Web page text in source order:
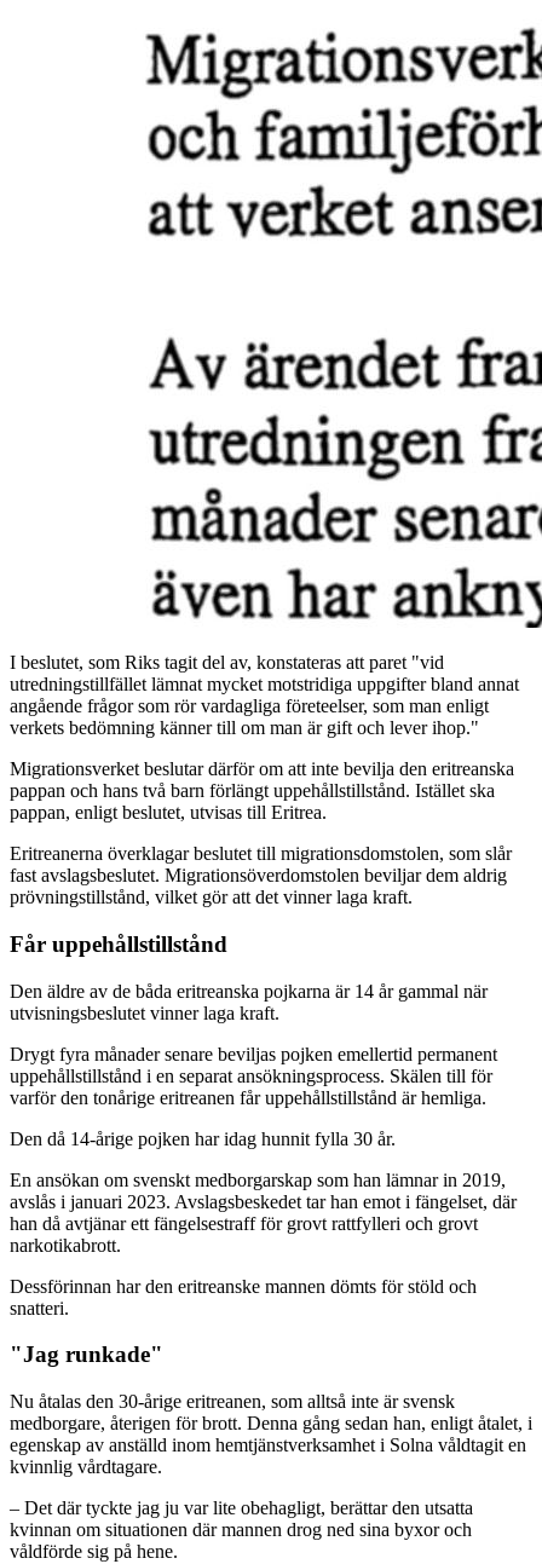
I beslutet, som Riks tagit del av, konstateras att paret "vid
utredningstillfället lämnat mycket motstridiga uppgifter bland annat
angående frågor som rör vardagliga företeelser, som man enligt
verkets bedömning känner till om man är gift och lever ihop."
Migrationsverket beslutar därför om att inte bevilja den eritreanska
pappan och hans två barn förlängt uppehållstillstånd. Istället ska
pappan, enligt beslutet, utvisas till Eritrea.
Eritreanerna överklagar beslutet till migrationsdomstolen, som slår
fast avslagsbeslutet. Migrationsöverdomstolen beviljar dem aldrig
prövningstillstånd, vilket gör att det vinner laga kraft.
Får uppehållstillstånd
Den äldre av de båda eritreanska pojkarna är 14 år gammal när
utvisningsbeslutet vinner laga kraft.
Drygt fyra månader senare beviljas pojken emellertid permanent
uppehållstillstånd i en separat ansökningsprocess. Skälen till för
varför den tonårige eritreanen får uppehållstillstånd är hemliga.
Den då 14-årige pojken har idag hunnit fylla 30 år.
En ansökan om svenskt medborgarskap som han lämnar in 2019,
avslås i januari 2023. Avslagsbeskedet tar han emot i fängelset, där
han då avtjänar ett fängelsestraff för grovt rattfylleri och grovt
narkotikabrott.
Dessförinnan har den eritreanske mannen dömts för stöld och
snatteri.
"Jag runkade"
Nu åtalas den 30-årige eritreanen, som alltså inte är svensk
medborgare, återigen för brott. Denna gång sedan han, enligt åtalet, i
egenskap av anställd inom hemtjänstverksamhet i Solna våldtagit en
kvinnlig vårdtagare.
– Det där tyckte jag ju var lite obehagligt, berättar den utsatta
kvinnan om situationen där mannen drog ned sina byxor och
våldförde sig på hene.